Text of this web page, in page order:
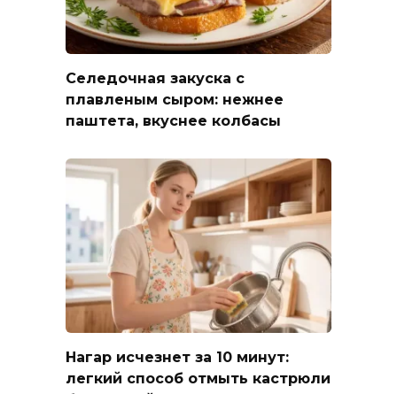
Селедочная закуска с
плавленым сыром: нежнее
паштета, вкуснее колбасы
Нагар исчезнет за 10 минут:
легкий способ отмыть кастрюли